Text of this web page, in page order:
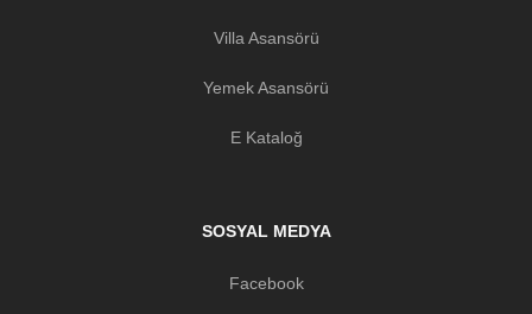
Villa Asansörü
Yemek Asansörü
E Kataloğ
SOSYAL MEDYA
Facebook